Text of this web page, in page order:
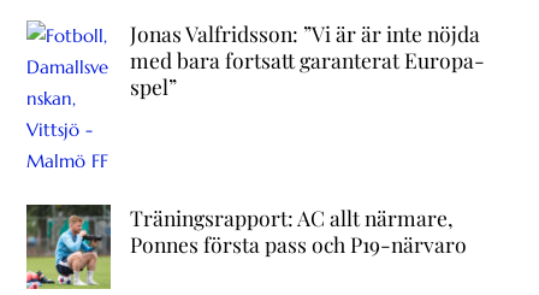
Jonas Valfridsson: ”Vi är är inte nöjda
med bara fortsatt garanterat Europa-
spel”
Träningsrapport: AC allt närmare,
Ponnes första pass och P19-närvaro